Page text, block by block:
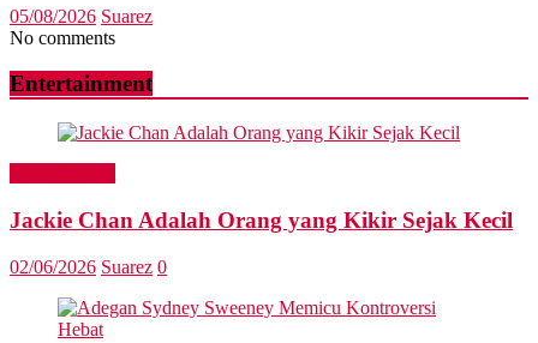
05/08/2026 Suarez
No comments
Entertainment
Jackie Chan Adalah Orang yang Kikir Sejak Kecil
02/06/2026 Suarez 0